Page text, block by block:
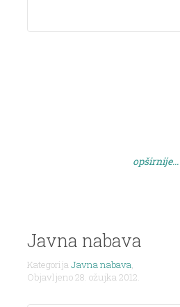
opširnije...
Javna nabava
KategorijaJavna nabava,
Objavljeno 28. ožujka 2012.